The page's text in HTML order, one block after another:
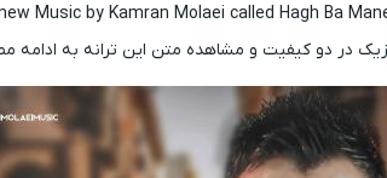
Music by Kamran Molaei called Hagh Ba
در دو کیفیت و مشاهده متن این ترانه به ادامه